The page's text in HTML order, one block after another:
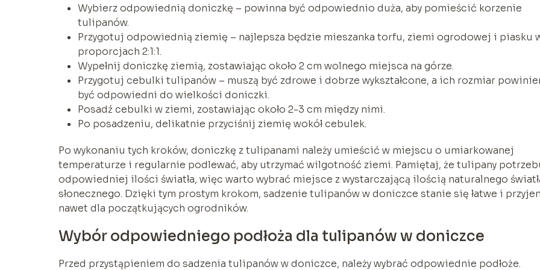
Wybierz odpowiednią doniczkę – powinna być odpowiednio duża, aby pomieścić korzenie
tulipanów.
Przygotuj odpowiednią ziemię – najlepsza będzie mieszanka torfu, ziemi ogrodowej i piasku
proporcjach 2:1:1.
Wypełnij doniczkę ziemią, zostawiając około 2 cm wolnego miejsca na górze.
Przygotuj cebulki tulipanów – muszą być zdrowe i dobrze wykształcone, a ich rozmiar
być odpowiedni do wielkości doniczki.
Posadź cebulki w ziemi, zostawiając około 2-3 cm między nimi.
Po posadzeniu, delikatnie przyciśnij ziemię wokół cebulek.
Po wykonaniu tych kroków, doniczkę z tulipanami należy umieścić w miejscu o umiarkowanej
temperaturze i regularnie podlewać, aby utrzymać wilgotność ziemi. Pamiętaj, że tulipany
odpowiedniej ilości światła, więc warto wybrać miejsce z wystarczającą ilością naturalnego
słonecznego. Dzięki tym prostym krokom, sadzenie tulipanów w doniczce stanie się łatwe i
nawet dla początkujących ogrodników.
Wybór odpowiedniego podłoża dla tulipanów w doniczce
Przed przystąpieniem do sadzenia tulipanów w doniczce, należy wybrać odpowiednie podłoże.